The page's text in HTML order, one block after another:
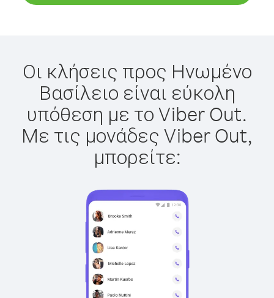
Οι κλήσεις προς Ηνωμένο
Βασίλειο είναι εύκολη
υπόθεση με το Viber Out.
Με τις μονάδες Viber Out,
μπορείτε: